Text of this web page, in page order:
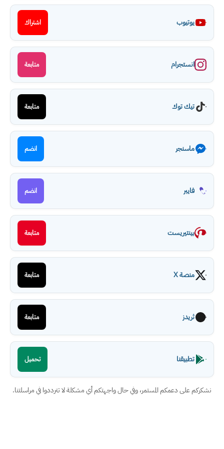
يوتيوب اشتراك
انستجرام متابعة
تيك توك متابعة
ماسنجر انضم
فايبر انضم
بينتيريست متابعة
منصة X متابعة
ثريدز متابعة
تطبيقنا تحميل
نشكركم على دعمكم المستمر، وفي حال واجهتكم أي مشكلة لا تترددوا في مراسلتنا.